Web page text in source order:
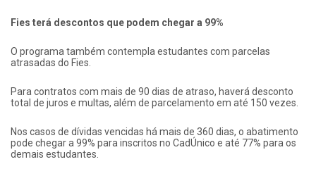
Fies terá descontos que podem chegar a 99%
O programa também contempla estudantes com parcelas
atrasadas do Fies.
Para contratos com mais de 90 dias de atraso, haverá desconto
total de juros e multas, além de parcelamento em até 150 vezes.
Nos casos de dívidas vencidas há mais de 360 dias, o abatimento
pode chegar a 99% para inscritos no CadÚnico e até 77% para os
demais estudantes.